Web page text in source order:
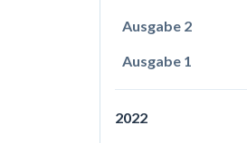
Ausgabe 2
Ausgabe 1
2022